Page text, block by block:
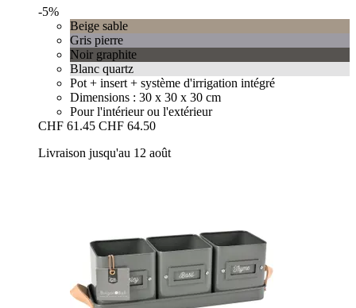
-5%
Beige sable
Gris pierre
Noir graphite
Blanc quartz
Pot + insert + système d'irrigation intégré
Dimensions : 30 x 30 x 30 cm
Pour l'intérieur ou l'extérieur
CHF 61.45 CHF 64.50
Livraison jusqu'au 12 août